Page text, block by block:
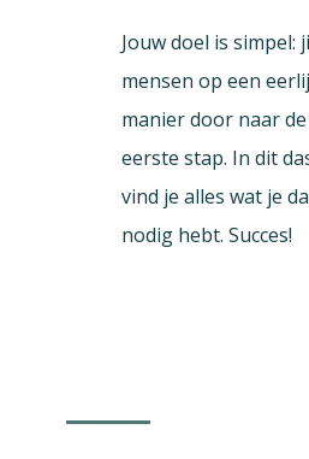
Jouw doel is simpel:
mensen op een
manier door naar
eerste stap. In dit
vind je alles wat je
nodig hebt. Succes!